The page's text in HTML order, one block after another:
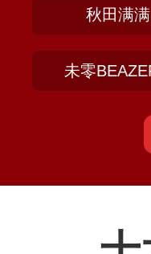
秋田满满
未零